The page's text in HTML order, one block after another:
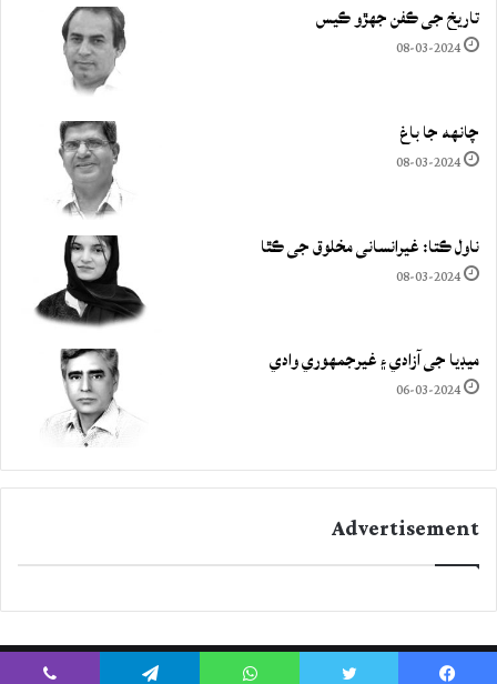
تاريخ جي ڪفن جھڙو ڪيس
08-03-2024
چانهه جا باغ
08-03-2024
ناول ڪتا: غيرانساني مخلوق جي ڪٿا
08-03-2024
ميڊيا جي آزادي ۽ غيرجمھوري وادي
06-03-2024
Advertisement